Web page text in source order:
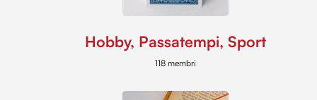
Hobby, Passatempi, Sport
118 membri